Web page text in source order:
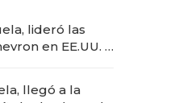
lideró las
en EE.UU. y
llegó a la